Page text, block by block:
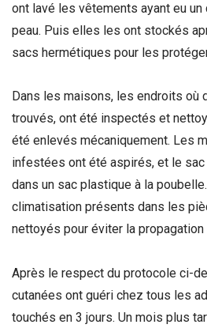
ont lavé les vêtements ayant eu
peau. Puis elles les ont stockés
sacs hermétiques pour les
Dans les maisons, les endroits où
trouvés, ont été inspectés et
été enlevés mécaniquement. Les
infestées ont été aspirés, et le sac
dans un sac plastique à la
climatisation présents dans les
nettoyés pour éviter la
Après le respect du protocole ci-
cutanées ont guéri chez tous les
touchés en 3 jours. Un mois plus